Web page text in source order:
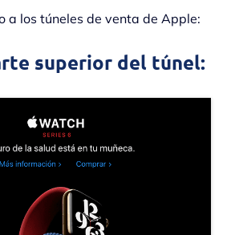
a los túneles de venta de Apple:
superior del túnel: